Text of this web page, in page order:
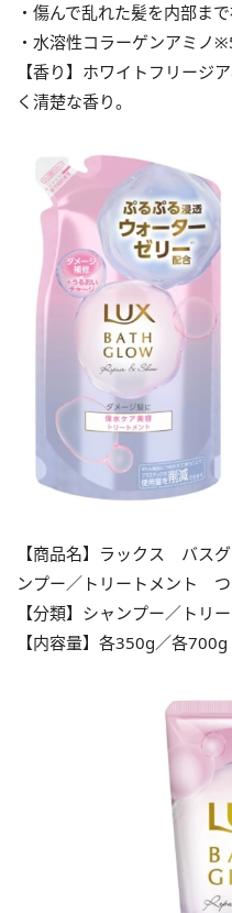
・傷んで乱れた髪を内部まで
・水溶性コラーゲンアミノ
【香り】ホワイトフリージ
く清楚な香り。
【商品名】ラックス バス
ンプー／トリートメント
【分類】シャンプー／トリ
【内容量】各350g／各